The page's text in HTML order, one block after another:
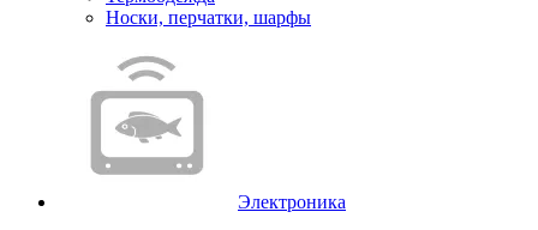
Носки, перчатки, шарфы
Электроника